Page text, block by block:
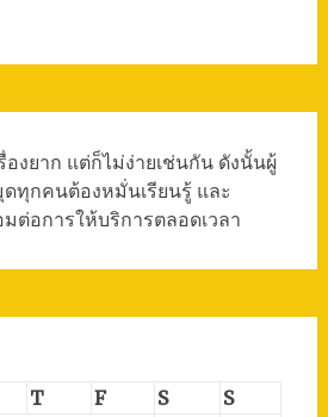
องยาก แต่ก็ไม่ง่ายเช่นกัน ดังนั้นผู้
ทุกคนต้องหมั่นเรียนรู้ และ
ต่อการให้บริการตลอดเวลา
T F S
S